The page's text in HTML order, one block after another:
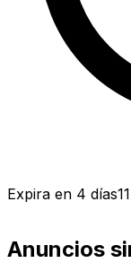
Expira en 4 días
Anuncios